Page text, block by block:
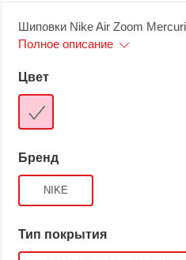
Шиповки Nike Air Zoom
Полное описание
Цвет
Бренд
NIKE
Тип покрытия